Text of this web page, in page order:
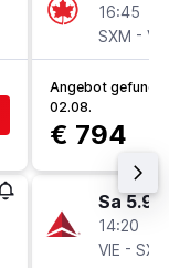
16:45
SXM - VIE
Angebot
02.08.
€ 794
Sa 5.9.
14:20
VIE - SXM